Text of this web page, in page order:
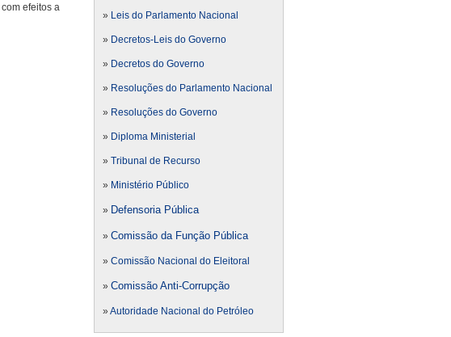
efeitos a
» Leis do Parlamento Nacional
» Decretos-Leis do Governo
» Decretos do Governo
» Resoluções do Parlamento Nacional
» Resoluções do Governo
» Diploma Ministerial
» Tribunal de Recurso
» Ministério Público
» Defensoria Pública
» Comissão da Função Pública
» Comissão Nacional do Eleitoral
» Comissão Anti-Corrupção
» Autoridade Nacional do Petróleo